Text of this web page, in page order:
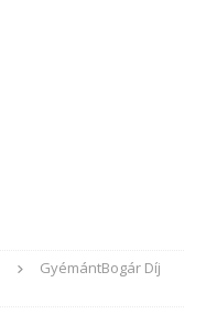
GyémántBogár Díj